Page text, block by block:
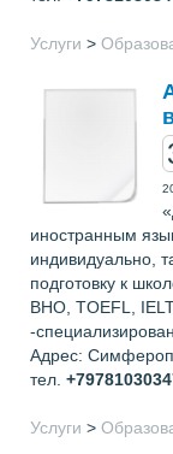
Услуги >
иностранным
индивидуально,
подготовку к
ВНО, TOEFL,
-
Адрес:
тел.
Услуги >